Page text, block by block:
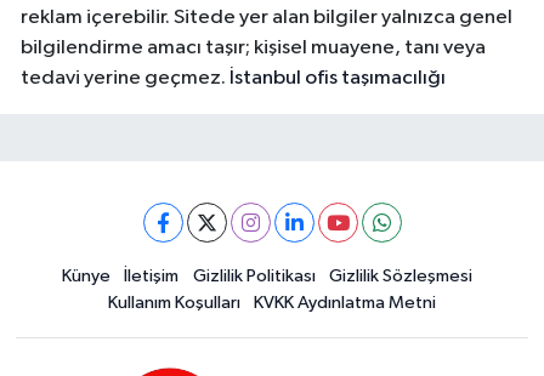
reklam içerebilir. Sitede yer alan bilgiler yalnızca genel
bilgilendirme amacı taşır; kişisel muayene, tanı veya
tedavi yerine geçmez. İstanbul ofis taşımacılığı
Künye İletişim Gizlilik Politikası
Gizlilik Sözleşmesi
Kullanım Koşulları
KVKK Aydınlatma Metni